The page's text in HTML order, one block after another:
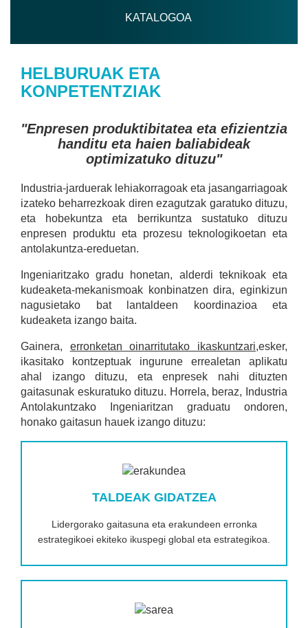
KATALOGOA
HELBURUAK ETA
KONPETENTZIAK
"Enpresen produktibitatea eta efizientzia
handitu eta haien baliabideak
optimizatuko dituzu"
Industria-jarduerak lehiakorragoak eta jasangarriagoak
izateko beharrezkoak diren ezagutzak garatuko dituzu,
eta hobekuntza eta berrikuntza sustatuko dituzu
enpresen produktu eta prozesu teknologikoetan eta
antolakuntza-ereduetan.
Ingeniaritzako gradu honetan, alderdi teknikoak eta
kudeaketa-mekanismoak konbinatzen dira, eginkizun
nagusietako bat lantaldeen koordinazioa eta
kudeaketa izango baita.
Gainera, erronketan oinarritutako ikaskuntzari,esker,
ikasitako kontzeptuak ingurune errealetan aplikatu
ahal izango dituzu, eta enpresek nahi dituzten
gaitasunak eskuratuko dituzu. Horrela, beraz, Industria
Antolakuntzako Ingeniaritzan graduatu ondoren,
honako gaitasun hauek izango dituzu:
TALDEAK GIDATZEA
Lidergorako gaitasuna eta erakundeen erronka
estrategikoei ekiteko ikuspegi global eta estrategikoa.